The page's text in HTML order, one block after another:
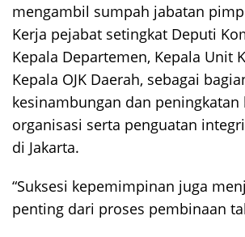
mengambil sumpah jabatan
Kerja pejabat setingkat Deputi
Kepala Departemen, Kepala Unit
Kepala OJK Daerah, sebagai
kesinambungan dan peningkatan
organisasi serta penguatan
di Jakarta.
“Suksesi kepemimpinan juga
penting dari proses pembinaan